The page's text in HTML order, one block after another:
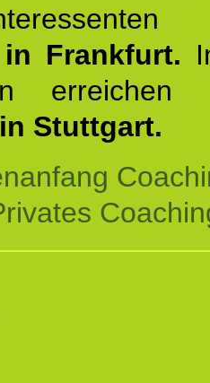
Frankfurt.
Stuttgart.